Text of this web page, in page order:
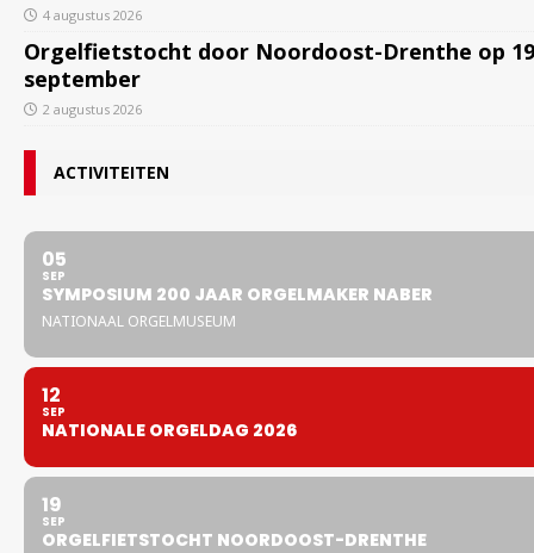
4 augustus 2026
Orgelfietstocht door Noordoost-Drenthe op 19
september
2 augustus 2026
ACTIVITEITEN
05
SEP
SYMPOSIUM 200 JAAR ORGELMAKER NABER
NATIONAAL ORGELMUSEUM
12
SEP
NATIONALE ORGELDAG 2026
19
SEP
ORGELFIETSTOCHT NOORDOOST-DRENTHE